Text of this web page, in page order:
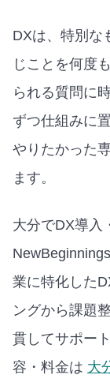
DXは、特別な
じことを何度
られる質問に
ずつ仕組みに
やりたかった
ます。
大分でDX導入
業に特化した
ングから課題
貫してサポー
容・料金は 大